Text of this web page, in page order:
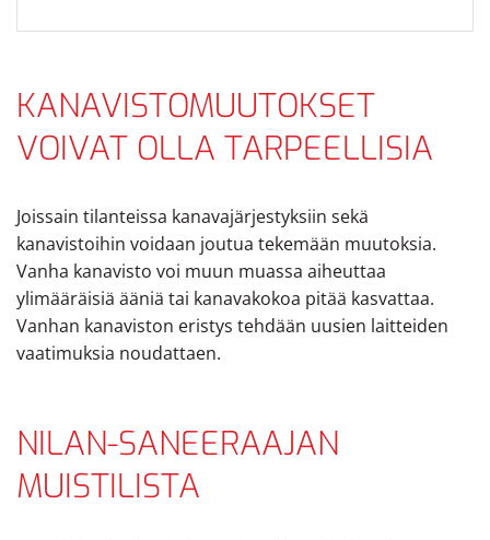
KANAVISTOMUUTOKSET
VOIVAT OLLA TARPEELLISIA
Joissain tilanteissa kanavajärjestyksiin sekä
kanavistoihin voidaan joutua tekemään muutoksia.
Vanha kanavisto voi muun muassa aiheuttaa
ylimääräisiä ääniä tai kanavakokoa pitää kasvattaa.
Vanhan kanaviston eristys tehdään uusien laitteiden
vaatimuksia noudattaen.
NILAN-SANEERAAJAN
MUISTILISTA